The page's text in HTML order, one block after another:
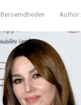
Beroemdheden Author: